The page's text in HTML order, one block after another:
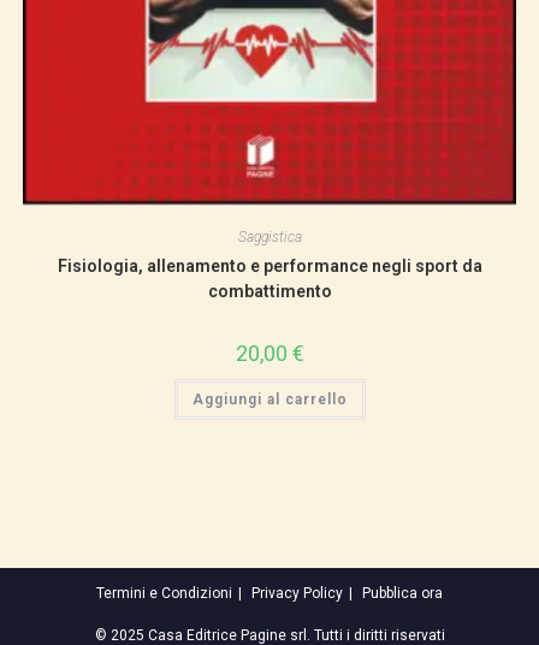
Saggistica
Fisiologia, allenamento e performance negli sport da
combattimento
20,00 €
Aggiungi al carrello
Termini e Condizioni Privacy Policy Pubblica ora
© 2025 Casa Editrice Pagine srl. Tutti i diritti riservati